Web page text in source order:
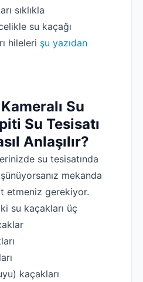
sıklıkla
su kaçağı
hileleri şu yazıdan
Su
Su Tesisatı
Anlaşılır?
su tesisatında
mekanda
etmeniz gerekiyor.
su kaçakları üç
kaçakları